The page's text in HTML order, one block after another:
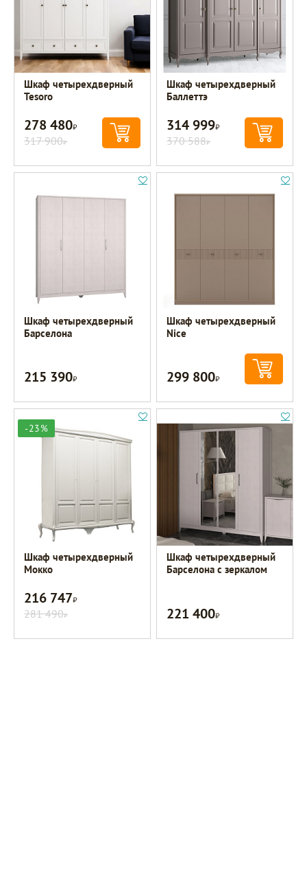
Шкаф четырехдверный
Tesoro
278 480Р
317 900Р
Шкаф четырехдверный
Баллеттэ
314 999Р
370 588Р
Шкаф четырехдверный
Барселона
215 390Р
Шкаф четырехдверный
Nice
299 800Р
-23%
Шкаф четырехдверный
Мокко
216 747Р
281 490Р
Шкаф четырехдверный
Барселона с зеркалом
221 400Р